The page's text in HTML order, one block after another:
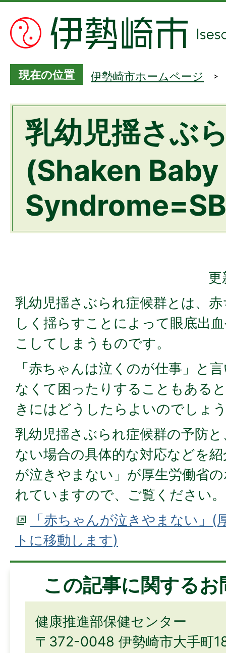
現在の位置 伊勢崎市ホームページ
乳幼児揺さぶ
(Shaken Baby
更
乳幼児揺さぶられ症候群とは、
しく揺らすことによって眼底出
こしてしまうものです。
「赤ちゃんは泣くのが仕事」と
なくて困ったりすることもある
きにはどうしたらよいのでしょ
乳幼児揺さぶられ症候群の予防
ない場合の具体的な対応などを
が泣きやまない」が厚生労働省
れていますので、ご覧ください。
「赤ちゃんが泣きやまない」(
トに移動します)
この記事に関する
健康推進部保健センター
〒372-0048 伊勢崎市大手町